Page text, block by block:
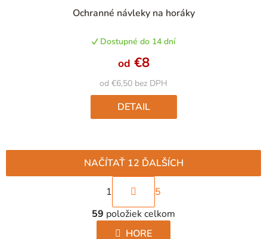
Ochranné návleky na horáky
hodnotenie
je
5,0
z
5
hviezdičiek.
Dostupné do 14 dní
od €6,50 bez DPH
od €8
DETAIL
O
v
l
NAČÍTAŤ 12 ĎALŠÍCH
S
t
r
á
1
5
59 položiek celkom
HORE